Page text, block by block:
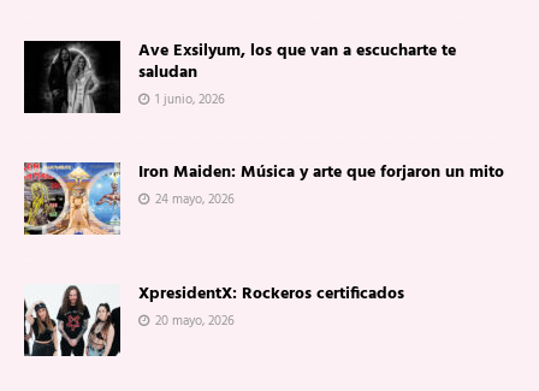
Ave Exsilyum, los que van a escucharte te
saludan
1 junio, 2026
Iron Maiden: Música y arte que forjaron un mito
24 mayo, 2026
XpresidentX: Rockeros certificados
20 mayo, 2026